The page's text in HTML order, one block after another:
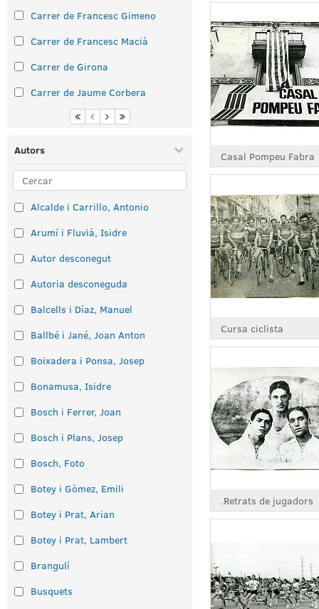
Carrer de Francesc Gimeno
Carrer de Francesc Macià
Carrer de Girona
Carrer de Jaume Corbera
Autors
Alcalde i Carrillo, Antonio
Arumí i Fluvià, Isidre
Autor desconegut
Autoria desconeguda
Balcells i Díaz, Manuel
Ballbé i Jané, Joan Anton
Boixadera i Ponsa, Josep
Bonamusa, Isidre
Bosch i Ferrer, Joan
Bosch i Plans, Josep
Bosch, Foto
Botey i Gòmez, Emili
Botey i Prat, Arian
Botey i Prat, Lambert
Brangulí
Busquets
Casal Pompeu Fabra
Cursa ciclista
.Retrats de jugadors